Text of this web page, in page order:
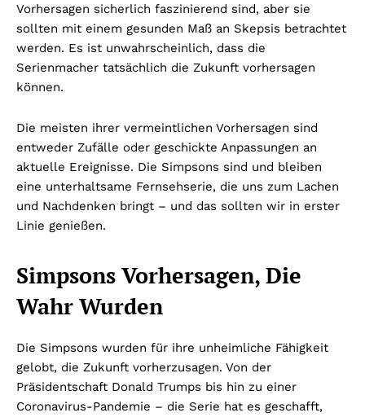
Vorhersagen sicherlich faszinierend sind, aber sie
sollten mit einem gesunden Maß an Skepsis betrachtet
werden. Es ist unwahrscheinlich, dass die
Serienmacher tatsächlich die Zukunft vorhersagen
können.
Die meisten ihrer vermeintlichen Vorhersagen sind
entweder Zufälle oder geschickte Anpassungen an
aktuelle Ereignisse. Die Simpsons sind und bleiben
eine unterhaltsame Fernsehserie, die uns zum Lachen
und Nachdenken bringt – und das sollten wir in erster
Linie genießen.
Simpsons Vorhersagen, Die
Wahr Wurden
Die Simpsons wurden für ihre unheimliche Fähigkeit
gelobt, die Zukunft vorherzusagen. Von der
Präsidentschaft Donald Trumps bis hin zu einer
Coronavirus-Pandemie – die Serie hat es geschafft,